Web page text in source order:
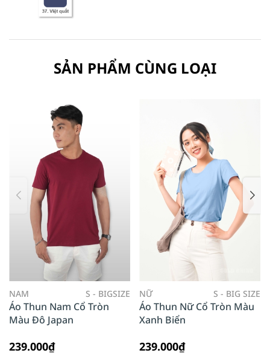
SẢN PHẨM CÙNG LOẠI
NAM S - BIGSIZE
Áo Thun Nam Cổ Tròn
Màu Đô Japan
239.000₫
NỮ S - BIG SIZE
Áo Thun Nữ Cổ Tròn Màu
Xanh Biển
239.000₫